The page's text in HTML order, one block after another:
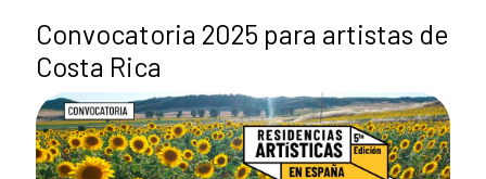
Convocatoria 2025 para artistas de
Costa Rica